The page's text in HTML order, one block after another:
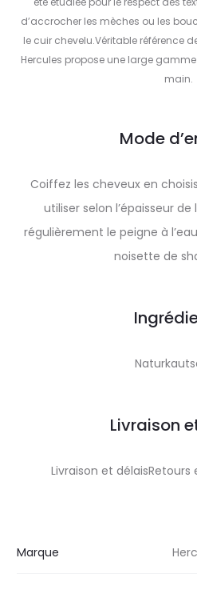
d’accrocher les mèches ou les
le cuir chevelu.Véritable référence
Hercules propose une large
main.
Mode
Coiffez les cheveux en
utiliser selon l’épaisseur
régulièrement le peigne à
noisette de
Livraison
Livraison et
Marque